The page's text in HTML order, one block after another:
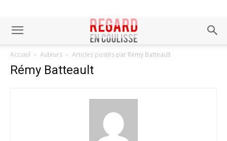
Accueil Auteurs Articles postés par Rémy Batteault
Rémy Batteault